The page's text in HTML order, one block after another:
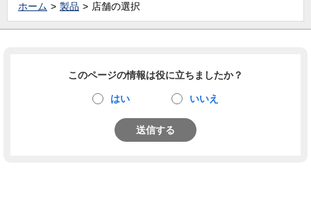
ホーム 製品 店舗の選択
このページの情報は役に立ちましたか？
はい いいえ
送信する